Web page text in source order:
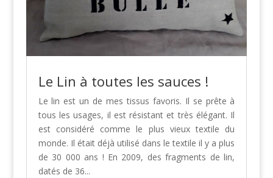
Le Lin à toutes les sauces !
Le lin est un de mes tissus favoris. Il se prête à
tous les usages, il est résistant et très élégant. Il
est considéré comme le plus vieux textile du
monde. Il était déjà utilisé dans le textile il y a plus
de 30 000 ans ! En 2009, des fragments de lin,
datés de 36...